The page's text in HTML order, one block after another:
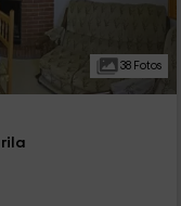
38 Fotos